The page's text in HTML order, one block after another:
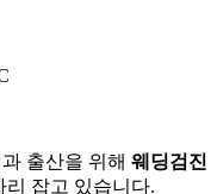
출산을 위해 웨딩검진
리 잡고 있습니다.